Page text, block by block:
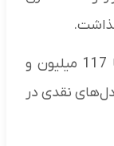
تا 31 مارس، این شرکت 34 ساله تنها 117 میلیون و
و معادل‌های نقدی در